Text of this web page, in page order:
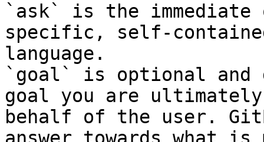
`ask` is the
specific, self-
language.
`goal` is optional and
goal you are
behalf of the user.